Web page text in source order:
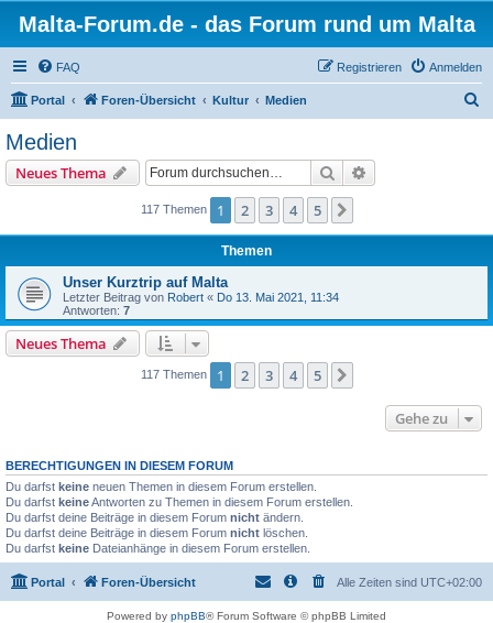
Malta-Forum.de - das Forum rund um Malta
FAQ Anmelden
Registrieren
Portal Foren-Übersicht Kultur Medien
Medien
Neues Thema Suche
117 Themen 1 2 3 4 5
Themen
Unser Kurztrip auf Malta
Letzter Beitrag von Robert « Do 13. Mai 2021, 11:34
Antworten: 7
Neues Thema
117 Themen 1 2 3 4 5
Gehe zu
BERECHTIGUNGEN IN DIESEM FORUM
Du darfst keine neuen Themen in diesem Forum erstellen.
Du darfst keineAntworten zu Themen in diesem Forum erstellen.
Du darfst deine Beiträge in diesem Forum nicht ändern.
Du darfst deine Beiträge in diesem Forum nicht löschen.
Du darfst keine Dateianhänge in diesem Forum erstellen.
Portal Foren-Übersicht Alle Zeiten sind UTC+02:00
Powered by phpBB® Forum Software © phpBB Limited